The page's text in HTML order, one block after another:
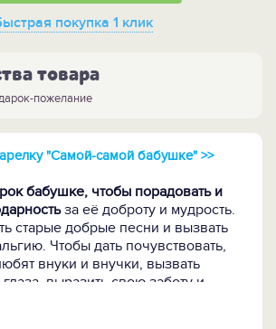
покупка 1 клик
товара
пожелание
"Самой-самой бабушке" >>
бабушке, чтобы порадовать и
за её доброту и мудрость.
старые добрые песни и вызвать
Чтобы дать почувствовать,
внуки и внучки, вызвать
выразить свою заботу и